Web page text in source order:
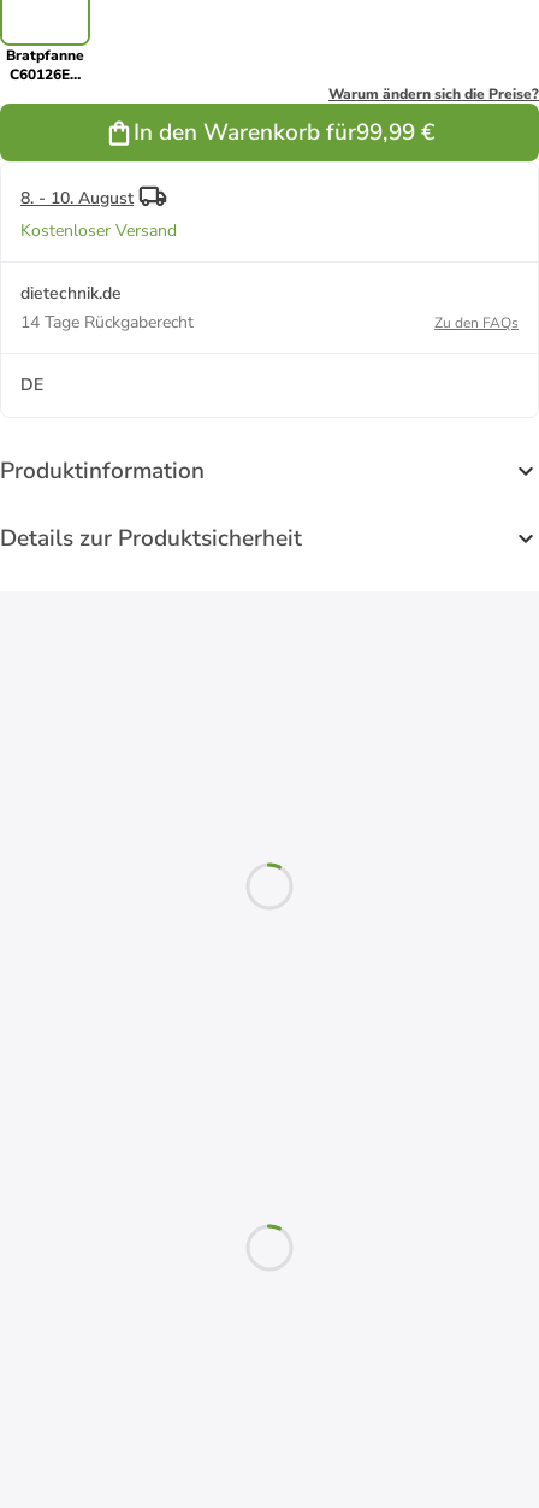
Bratpfanne
C60126EU
Sauteuse 26
Warum ändern sich die Preise?
In den Warenkorb für99,99 €
8. - 10. August
Kostenloser Versand
dietechnik.de
14 Tage Rückgaberecht
Zu den FAQs
DE
Produktinformation
Details zur Produktsicherheit